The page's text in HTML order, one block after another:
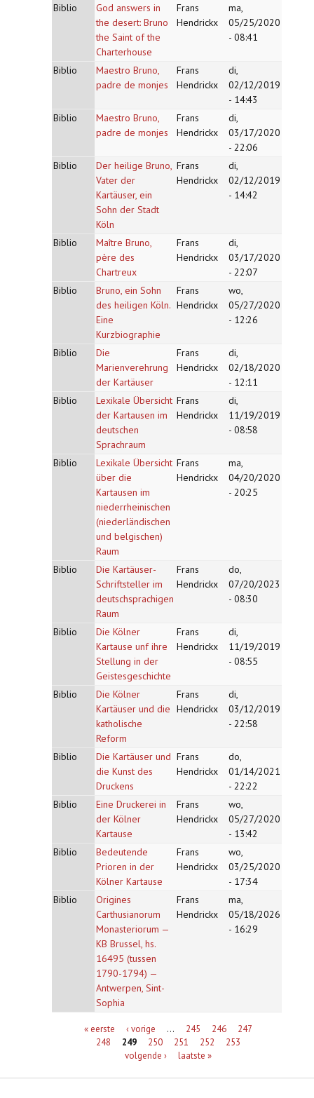
Biblio
God answers in
the desert: Bruno
the Saint of the
Charterhouse
Frans
Hendrickx
ma,
05/25/2020
- 08:41
Biblio
Maestro Bruno,
padre de monjes
Frans
Hendrickx
di,
02/12/2019
- 14:43
Biblio
Maestro Bruno,
padre de monjes
Frans
Hendrickx
di,
03/17/2020
- 22:06
Biblio
Der heilige Bruno,
Vater der
Kartäuser, ein
Sohn der Stadt
Köln
Frans
Hendrickx
di,
02/12/2019
- 14:42
Biblio
Maître Bruno,
père des
Chartreux
Frans
Hendrickx
di,
03/17/2020
- 22:07
Biblio
Bruno, ein Sohn
des heiligen Köln.
Eine
Kurzbiographie
Frans
Hendrickx
wo,
05/27/2020
- 12:26
Biblio
Die
Marienverehrung
der Kartäuser
Frans
Hendrickx
di,
02/18/2020
- 12:11
Biblio
Lexikale Übersicht
der Kartausen im
deutschen
Sprachraum
Frans
Hendrickx
di,
11/19/2019
- 08:58
Biblio
Lexikale Übersicht
über die
Kartausen im
niederrheinischen
(niederländischen
und belgischen)
Raum
Frans
Hendrickx
ma,
04/20/2020
- 20:25
Biblio
Die Kartäuser-
Schriftsteller im
deutschsprachigen
Raum
Frans
Hendrickx
do,
07/20/2023
- 08:30
Biblio
Die Kölner
Kartause unf ihre
Stellung in der
Geistesgeschichte
Frans
Hendrickx
di,
11/19/2019
- 08:55
Biblio
Die Kölner
Kartäuser und die
katholische
Reform
Frans
Hendrickx
di,
03/12/2019
- 22:58
Biblio
Die Kartäuser und
die Kunst des
Druckens
Frans
Hendrickx
do,
01/14/2021
- 22:22
Biblio
Eine Druckerei in
der Kölner
Kartause
Frans
Hendrickx
wo,
05/27/2020
- 13:42
Biblio
Bedeutende
Prioren in der
Kölner Kartause
Frans
Hendrickx
wo,
03/25/2020
- 17:34
Biblio
Origines
Carthusianorum
Monasteriorum —
KB Brussel, hs.
16495 (tussen
1790-1794) —
Antwerpen, Sint-
Sophia
Frans
Hendrickx
ma,
05/18/2026
- 16:29
Pagina's« eerste ‹ vorige … 245 246
247
248
249 250 251 252
253
volgende ›
laatste »